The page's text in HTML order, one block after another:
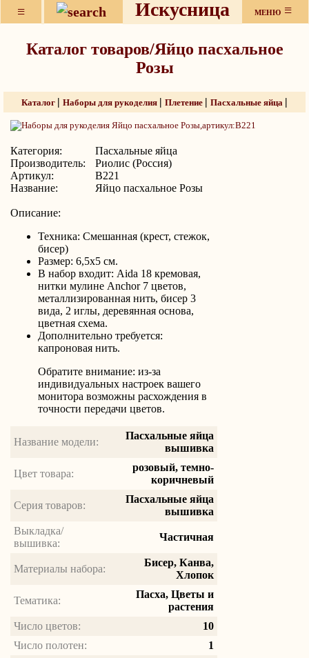
≡ Искусница МЕНЮ ≡
Каталог товаров/Яйцо пасхальное
Розы
Каталог | Наборы для рукоделия | Плетение | Пасхальные яйца |
Категория:
Пасхальные яйца
Производитель:
Риолис (Россия)
Артикул:
В221
Название:
Яйцо пасхальное Розы
Описание:
Техника: Смешанная (крест, стежок,
бисер)
Размер: 6,5x5 см.
В набор входит: Aida 18 кремовая,
нитки мулине Anchor 7 цветов,
металлизированная нить, бисер 3
вида, 2 иглы, деревянная основа,
цветная схема.
Дополнительно требуется:
капроновая нить.
Обратите внимание: из-за
индивидуальных настроек вашего
монитора возможны расхождения в
точности передачи цветов.
Название модели:
Пасхальные яйца
вышивка
Цвет товара:
розовый, темно-
коричневый
Серия товаров:
Пасхальные яйца
вышивка
Выкладка/
вышивка:
Частичная
Материалы набора:
Бисер, Канва,
Хлопок
Тематика:
Пасха, Цветы и
растения
Число цветов:
10
Число полотен:
1